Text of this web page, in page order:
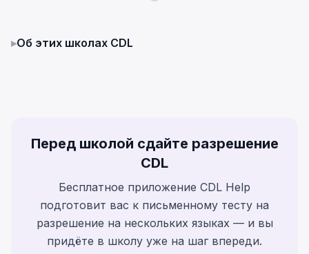
▸Об этих школах CDL
Перед школой сдайте разрешение
CDL
Бесплатное приложение CDL Help
подготовит вас к письменному тесту на
разрешение на нескольких языках — и вы
придёте в школу уже на шаг впереди.